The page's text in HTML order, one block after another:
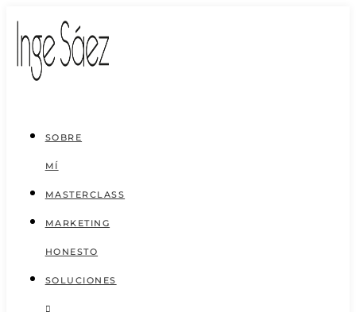
Saltar
contenido
SOBRE
MÍ
MASTERCLASS
MARKETING
HONESTO
SOLUCIONES